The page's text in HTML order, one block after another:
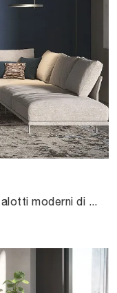
Clicca e ottieni informazioni sui salotti moderni di Cattelan Italia! Molteplici modelli di divani, come Heston, ti aspettano.